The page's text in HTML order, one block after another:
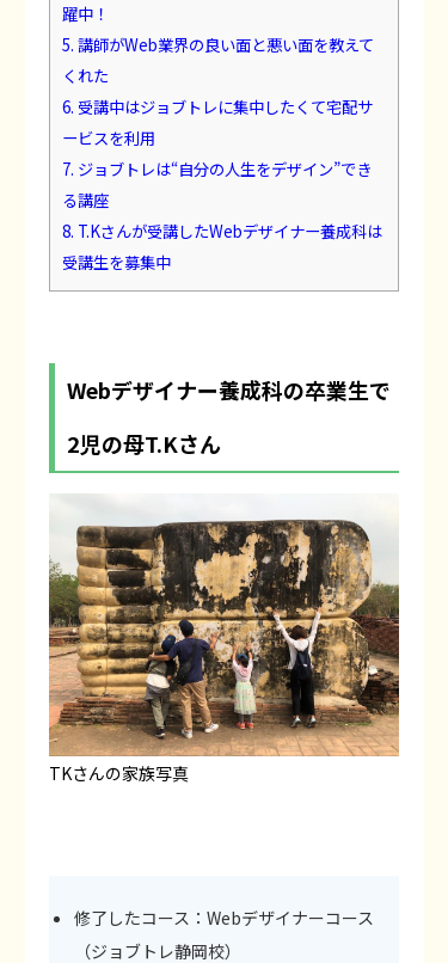
躍中！
5. 講師がWeb業界の良い面と悪い面を教えて
くれた
6. 受講中はジョブトレに集中したくて宅配サ
ービスを利用
7. ジョブトレは“自分の人生をデザイン”でき
る講座
8. T.Kさんが受講したWebデザイナー養成科は
受講生を募集中
Webデザイナー養成科の卒業生で
2児の母T.Kさん
TKさんの家族写真
修了したコース：Webデザイナーコース
（ジョブトレ静岡校）